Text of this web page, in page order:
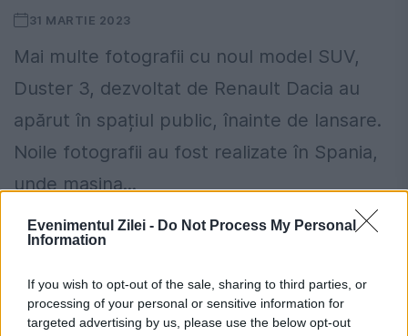
Evenimentul Zilei - Do Not Process My Personal
Information
If you wish to opt-out of the sale, sharing to third parties, or
processing of your personal or sensitive information for
targeted advertising by us, please use the below opt-out
31 MARTIE 2023
Mai multe fotografii cu noul model SUV,
Duster 3, dezvoltat de Renault Dacia au
apărut în spațiul public, înainte de lansare.
Noile fotografii au fost realizate în Spania,
unde mașina...
Cât costă RCA-ul la Logan. Prețurile au